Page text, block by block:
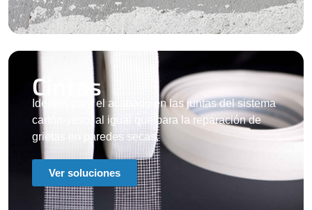
Cintas​
Ideales para el acabado en las juntas del sistema
cartón-yeso, al igual que para la reparación de
grietas en paredes secas.
Ver soluciones